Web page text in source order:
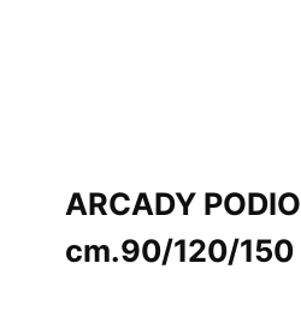
ARCADY
cm.90/120/150